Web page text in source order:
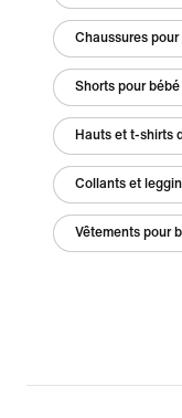
Chaussures
Shorts pour
Hauts et t-shirts
Collants et
Vêtements pour